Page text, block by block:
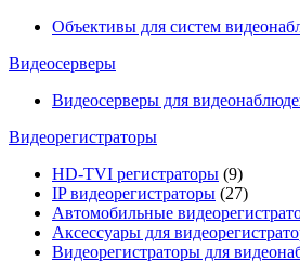
Объективы для систем
Видеосерверы
Видеосерверы для
Видеорегистраторы
HD-TVI регистраторы (9)
IP видеорегистраторы (27)
Автомобильные
Аксессуары для
Видеорегистраторы для